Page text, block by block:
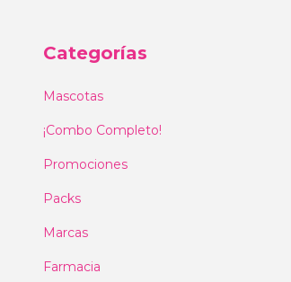
Categorías
Mascotas
¡Combo Completo!
Promociones
Packs
Marcas
Farmacia